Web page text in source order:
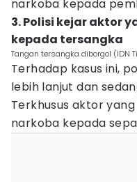
narkoba kepada
3. Polisi kejar aktor
kepada tersangka
Tangan tersangka diborgol (IDN
Terhadap kasus ini,
lebih lanjut dan
Terkhusus aktor
narkoba kepada